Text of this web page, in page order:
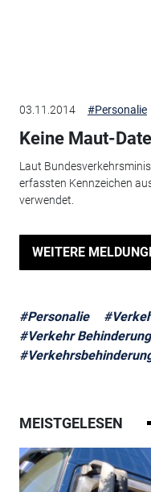
03.11.2014 #Personalie
Keine Maut-
Laut
erfassten Kennzeichen
verwendet.
WEITERE
#Personalie
#Verkehr
MEISTGELESEN